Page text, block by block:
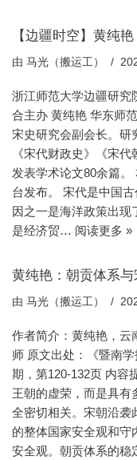
【边疆时空】黄纯
由 马光（搬运工）
浙江师范大学边疆研究
合主办 黄纯艳 华东师
宋史研究会副会长。研
《宋代财政史》《宋
发表学术论文80余篇
台发布。 宋代是中国
因之一是海洋政策出现
是经济贸… 阅读更多 »
黄纯艳：朝贡体系
由 马光（搬运工）
作者简介：黄纯艳，云
师 原文出处：《暨南
期，第120-132页 内容
王朝的虚荣，而是具有
全密切相关。宋朝沿袭
的整体国家安全观和守
安全观。朝贡体系的稳